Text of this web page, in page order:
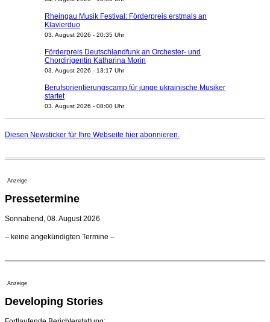
Rheingau Musik Festival: Förderpreis erstmals an
Klavierduo
03. August 2026 - 20:35 Uhr
Förderpreis Deutschlandfunk an Orchester- und
Chordirigentin Katharina Morin
03. August 2026 - 13:17 Uhr
Berufsorientierungscamp für junge ukrainische Musiker
startet
03. August 2026 - 08:00 Uhr
Nationaltheater Mannheim
Regensburger Generalmusikdirektor Stefan Veselka
Kammerorchester Heilbronn: Chefdirigent Risto Joost
verlängert bis 2030
Ensemblemitglieder
Dirigent Nicolás Pasquet mit Würth-Preis der
Jeunesses Musicales ausgezeichnet
07. August 2026 - 13:20 Uhr
Diesen Newsticker für Ihre Webseite hier abonnieren.
Anzeige
Pressetermine
Sonnabend, 08. August 2026
– keine angekündigten Termine –
Anzeige
Developing Stories